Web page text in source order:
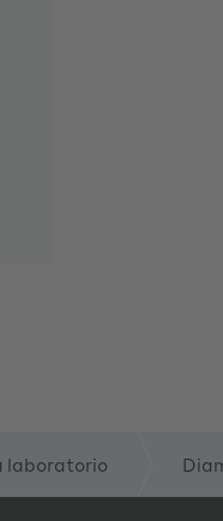
laboratorio